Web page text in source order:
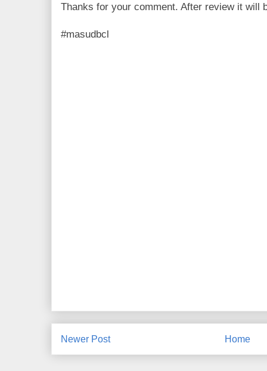
Thanks for your comment. After review it will
#masudbcl
Newer Post Home